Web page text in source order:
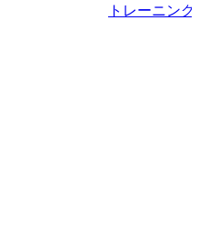
トレーニング